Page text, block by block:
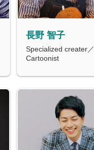
長野 智子
Specialized creater／
Cartoonist